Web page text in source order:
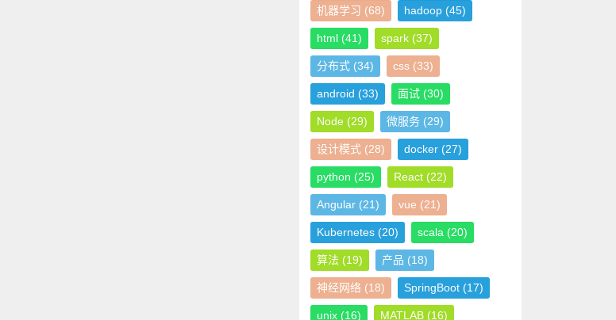
机器学习 (68) hadoop (45)
html (41) spark (37)
分布式 (34) css (33)
android (33) 面试 (30)
Node (29) 微服务 (29)
设计模式 (28) docker (27)
python (25) React (22)
Angular (21) vue (21)
Kubernetes (20) scala (20)
算法 (19) 产品 (18)
神经网络 (18) SpringBoot (17)
unix (16) MATLAB (16)